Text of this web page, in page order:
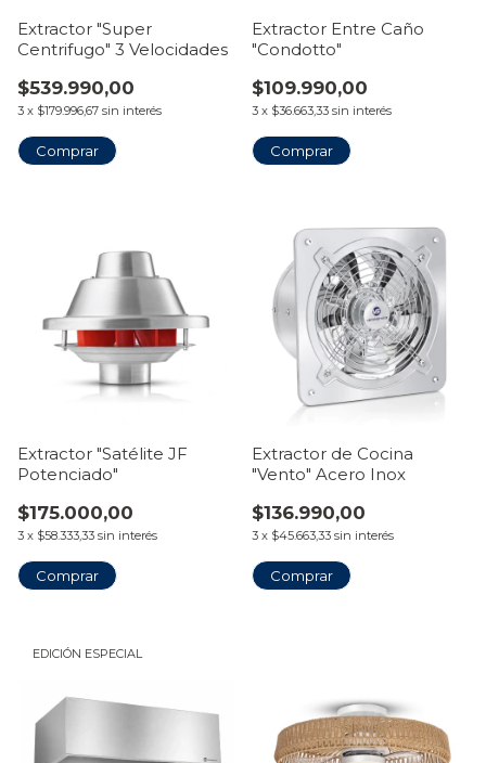
Extractor "Super
Centrifugo" 3 Velocidades
$539.990,00
3 x $179.996,67 sin interés
Comprar
Extractor Entre Caño
"Condotto"
$109.990,00
3 x $36.663,33 sin interés
Comprar
Extractor "Satélite JF
Potenciado"
$175.000,00
3 x $58.333,33 sin interés
Comprar
Extractor de Cocina
"Vento" Acero Inox
$136.990,00
3 x $45.663,33 sin interés
Comprar
EDICIÓN ESPECIAL